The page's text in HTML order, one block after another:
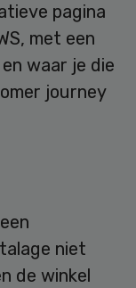
pagina
met een
waar je die
journey
niet
de winkel